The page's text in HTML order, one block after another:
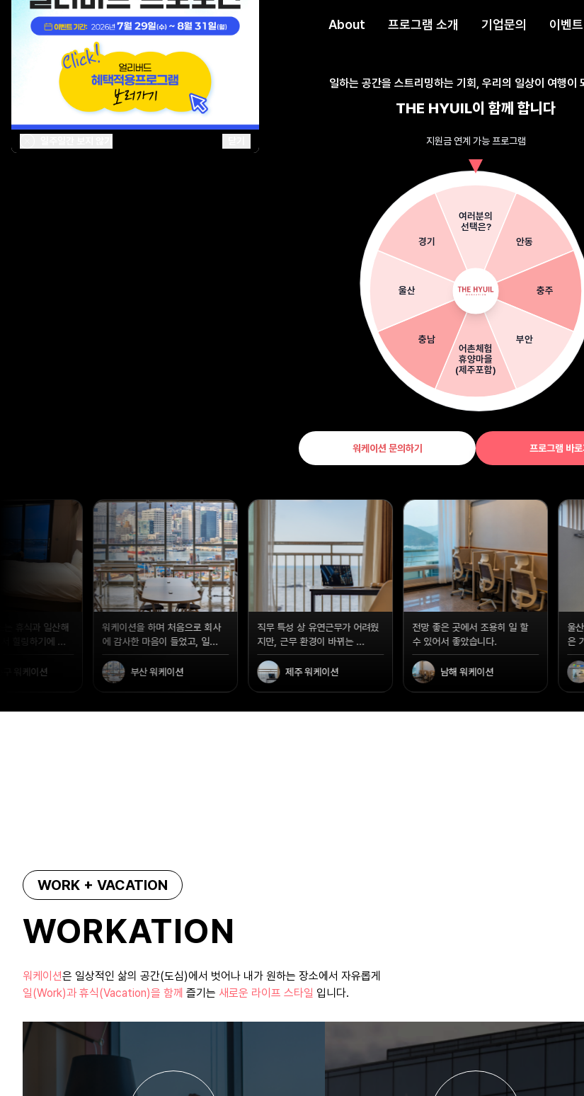
About 프로그램 소개 기업문의 이벤트
일하는 공간을 스트리밍하는 기회, 우리의 일상이 여행이
THE HYUIL이 함께 합니다
지원금 연계 가능 프로그램
여러분의
선택은?
안동
충주
부안
어촌체험
휴양마을
(제주포함)
충남
울산
경기
워케이션 문의하기 프로그램 바
처음으로 회사
이 들었고, 일...
케이션
직무 특성 상 유연근무가 어려웠
지만, 근무 환경이 바뀌는 ...
제주 워케이션
전망 좋은 곳에서 조용히 일 할
수 있어서 좋았습니다.
남해 워케이션
울산을 난생처음 방문했는데. 좋
은 기억으로 남을 것 같아요...
울산 동구 워케이션
"워
은
WORK + VACATION
WORKATION
워케이션은 일상적인 삶의 공간(도심)에서 벗어나 내가 원하는 장소에서 자유롭게
일(Work)과 휴식(Vacation)을 함께 즐기는 새로운 라이프 스타일 입니다.